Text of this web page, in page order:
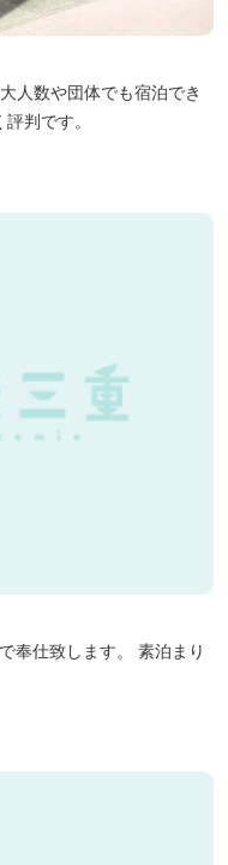
人数や団体でも宿泊でき
判です。
奉仕致します。 素泊まり